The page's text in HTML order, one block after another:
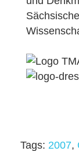
Tags: 2007,